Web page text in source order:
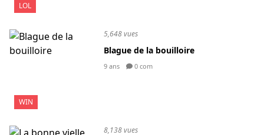
LOL
WIN
5,648 vues
Blague de la bouilloire
9 ans 0 com
8,138 vues